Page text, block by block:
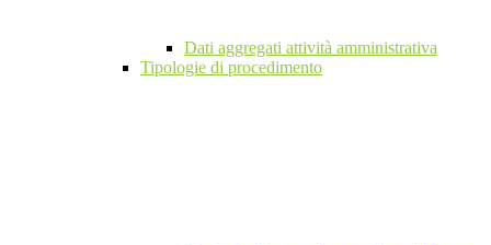
Dati aggregati attività amministrativa
Tipologie di procedimento